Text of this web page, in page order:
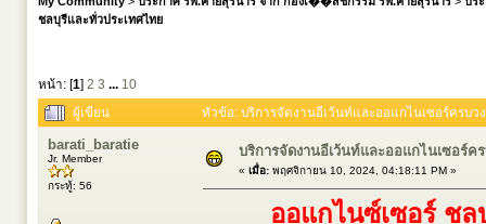
ชลบุรีและทั่วประเทศไทย
หน้า: [1] 2 3 ... 10
ผู้เขียน
หัวข้อ: บริการจัดงานอีเว้นท์และออแกไนเซอร์ครบ
barati_baratie
Jr. Member
กระทู้: 56
บริการจัดงานอีเว้นท์และออแกไนเซอร์ค
« เมื่อ: พฤศจิกายน 10, 2024, 04:18:11 PM »
ออแกไนซ์เซอร์ ช